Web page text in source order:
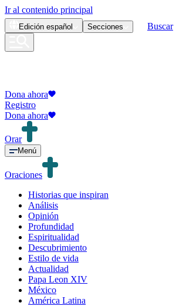
Ir al contenido principal
Edición español Secciones Buscar
Dona ahora
Registro
Dona ahora
Orar
Menú
Oraciones
Historias que inspiran
Análisis
Opinión
Profundidad
Espiritualidad
Descubrimiento
Estilo de vida
Actualidad
Papa Leon XIV
México
América Latina